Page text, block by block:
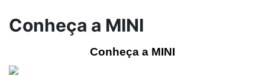
Conheça a MINI
Conheça a MINI